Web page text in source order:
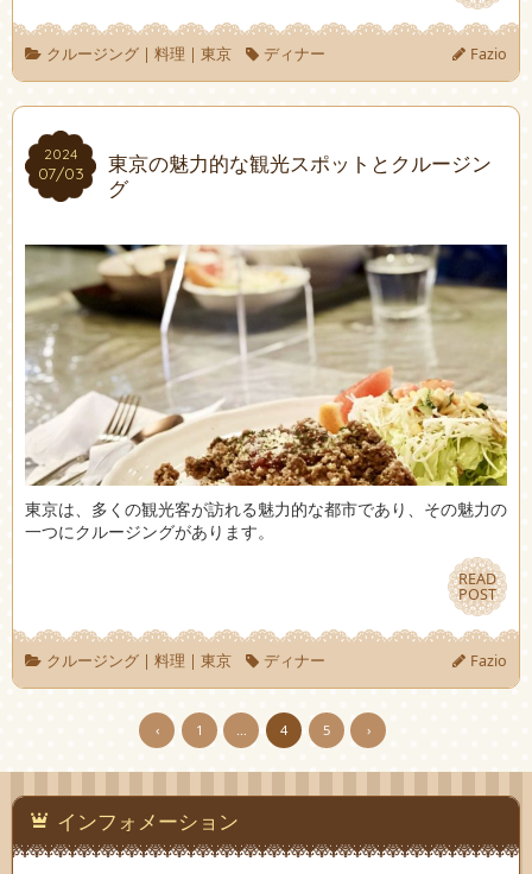
クルージング| 料理 | 東京 ディナー Fazio
2024
07/03
2024
07/03
東京の魅力的な観光スポットとクルージン
グ
東京は、多くの観光客が訪れる魅力的な都市であり、その魅力の
一つにクルージングがあります。
READ
POST
READ
POST
クルージング| 料理 | 東京 ディナー Fazio
‹ 1 … 4 5 ›
インフォメーション